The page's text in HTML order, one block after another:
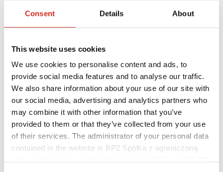
Consent Details About
This website uses cookies
We use cookies to personalise content and ads, to
provide social media features and to analyse our traffic.
We also share information about your use of our site with
our social media, advertising and analytics partners who
may combine it with other information that you’ve
provided to them or that they’ve collected from your use
of their services. The administrator of your personal data
contained in the website is BP2 Spółka z ograniczoną
Pomocne linki